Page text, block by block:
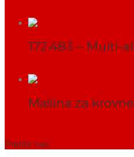
172.483 – Multi-
Mašina za
Pratite nas: